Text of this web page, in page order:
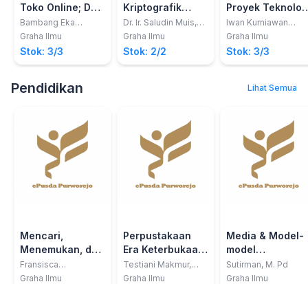
Toko Online; Dg
WP Commerce
TTD
Bambang Eka
Purnama
Graha Ilmu
Stok: 3/3
Kriptografik
Kuantum; Teknik
Enkripsi Masa
Depan
Dr. Ir. Saludin Muis,
M.Kom.
Graha Ilmu
Stok: 2/2
Proyek
Informasi
Iwan Kurniawan
Wijaya, S.Kom.,
Graha Ilmu
Stok: 3/3
Pendidikan Lihat Semua
Mencari,
Menemukan, dan
Menggunakan
Informasi Secara
Fransisca
Rahayuningsih,
Graha Ilmu
Perpustakaan
Era Keterbukaan
Informasi Publik
Testiani Makmur,
S.Sos., M.A.
Graha Ilmu
Media & Model-
model
Pembelajaran
Inovatif
Sutirman, M. Pd
Graha Ilmu